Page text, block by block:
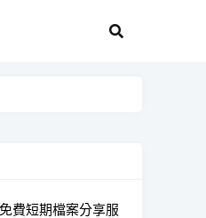
費短期檔案分享服